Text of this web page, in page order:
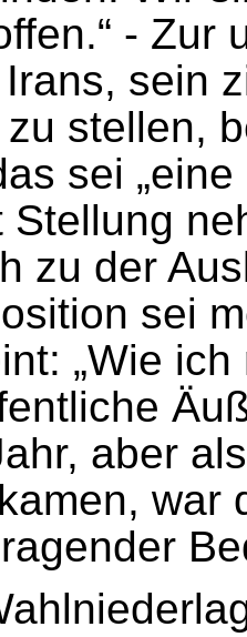
- Zur
sein
stellen,
sei
Stellung
zu der
sei
„Wie
aber
war